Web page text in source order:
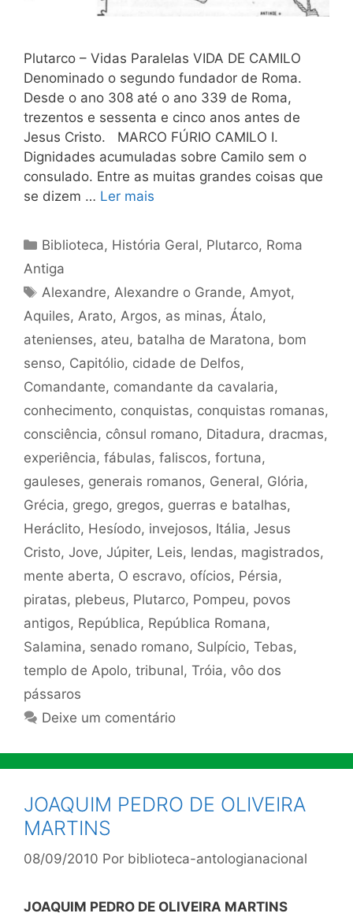
Plutarco – Vidas Paralelas VIDA DE CAMILO
Denominado o segundo fundador de Roma.
Desde o ano 308 até o ano 339 de Roma,
trezentos e sessenta e cinco anos antes de
Jesus Cristo. MARCO FÚRIO CAMILO I.
Dignidades acumuladas sobre Camilo sem o
consulado. Entre as muitas grandes coisas que
se dizem … Ler mais
Categorias
Biblioteca, História Geral, Plutarco, Roma
Antiga
Tags
Alexandre,Alexandre o Grande,Amyot,
Aquiles, Arato, Argos, as minas, Átalo,
atenienses, ateu, batalha de Maratona, bom
senso, Capitólio, cidade de Delfos,
Comandante, comandante da cavalaria,
conhecimento, conquistas, conquistas romanas,
consciência, cônsul romano, Ditadura, dracmas,
experiência, fábulas, faliscos, fortuna,
gauleses, generais romanos, General, Glória,
Grécia, grego, gregos, guerras e batalhas,
Heráclito, Hesíodo, invejosos, Itália, Jesus
Cristo, Jove, Júpiter, Leis, lendas, magistrados,
mente aberta, O escravo, ofícios, Pérsia,
piratas, plebeus, Plutarco, Pompeu, povos
antigos, República, República Romana,
Salamina, senado romano, Sulpício, Tebas,
templo de Apolo, tribunal, Tróia, vôo dos
pássaros
Deixe um comentário
JOAQUIM PEDRO DE OLIVEIRA
MARTINS
08/09/2010 Por biblioteca-antologianacional
JOAQUIM PEDRO DE OLIVEIRA MARTINS